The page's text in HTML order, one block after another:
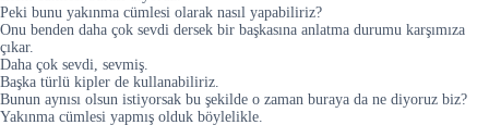
Peki bunu yakınma cümlesi olarak nasıl yapabiliriz?
Onu benden daha çok sevdi dersek bir başkasına anlatma durumu karşımıza
çıkar.
Daha çok sevdi, sevmiş.
Başka türlü kipler de kullanabiliriz.
Bunun aynısı olsun istiyorsak bu şekilde o zaman buraya da ne diyoruz biz?
Yakınma cümlesi yapmış olduk böylelikle.